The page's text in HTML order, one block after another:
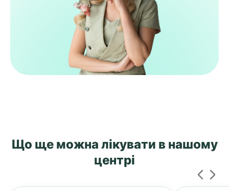
Що ще можна лікувати в нашому
центрі